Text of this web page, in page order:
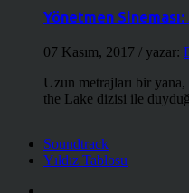
Yönetmen
07 Kasım, 2017 / yazar:
Uzun metrajları bir
the Lake dizisi ile
Soundtrack
Yıldız Tablosu